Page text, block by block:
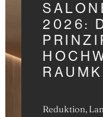
2026:
Reduktion,